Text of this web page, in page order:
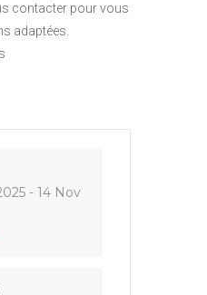
contacter pour vous
adaptées.
- 14 Nov